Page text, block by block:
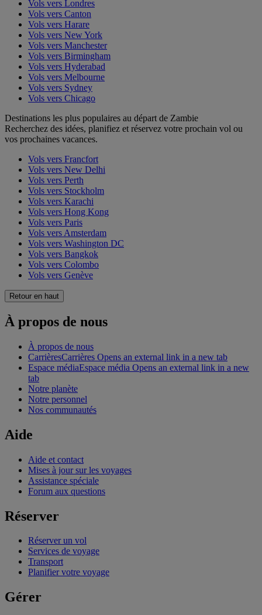
Vols vers Londres
Vols vers Canton
Vols vers Harare
Vols vers New York
Vols vers Manchester
Vols vers Birmingham
Vols vers Hyderabad
Vols vers Melbourne
Vols vers Sydney
Vols vers Chicago
Destinations les plus populaires au départ de Zambie
Recherchez des idées, planifiez et réservez votre prochain vol ou
vos prochaines vacances.
Vols vers Francfort
Vols vers New Delhi
Vols vers Perth
Vols vers Stockholm
Vols vers Karachi
Vols vers Hong Kong
Vols vers Paris
Vols vers Amsterdam
Vols vers Washington DC
Vols vers Bangkok
Vols vers Colombo
Vols vers Genève
Retour en haut
À propos de nous
À propos de nous
CarrièresCarrières Opens an external link in a new tab
Espace médiaEspace média Opens an external link in a new
tab
Notre planète
Notre personnel
Nos communautés
Aide
Aide et contact
Mises à jour sur les voyages
Assistance spéciale
Forum aux questions
Réserver
Réserver un vol
Services de voyage
Transport
Planifier votre voyage
Gérer